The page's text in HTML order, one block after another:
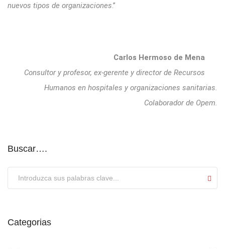
nuevos tipos de organizaciones.”
Carlos Hermoso de Mena
Consultor y profesor, ex-gerente y director de Recursos
Humanos en hospitales y organizaciones sanitarias.
Colaborador de Opem.
Buscar….
Categorias